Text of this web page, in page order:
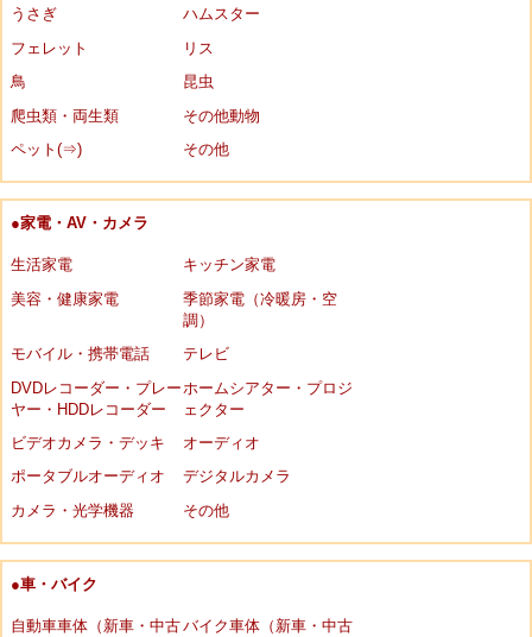
うさぎ
ハムスター
フェレット
リス
鳥
昆虫
爬虫類・両生類
その他動物
ペット(⇒)
その他
●家電・AV・カメラ
生活家電
キッチン家電
美容・健康家電
季節家電（冷暖房・空
調）
モバイル・携帯電話
テレビ
DVDレコーダー・プレー
ヤー・HDDレコーダー
ホームシアター・プロジ
ェクター
ビデオカメラ・デッキ
オーディオ
ポータブルオーディオ
デジタルカメラ
カメラ・光学機器
その他
●車・バイク
自動車車体（新車・中古バイク車体（新車・中古